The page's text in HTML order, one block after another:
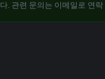
다. 관련 문의는 이메일로 연락